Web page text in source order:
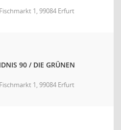
1, 99084 Erfurt
90 / DIE GRÜNEN
1, 99084 Erfurt